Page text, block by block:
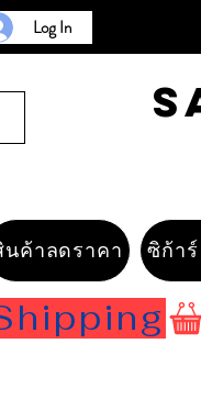
Log In
นค้าลดราคา ซิก้า